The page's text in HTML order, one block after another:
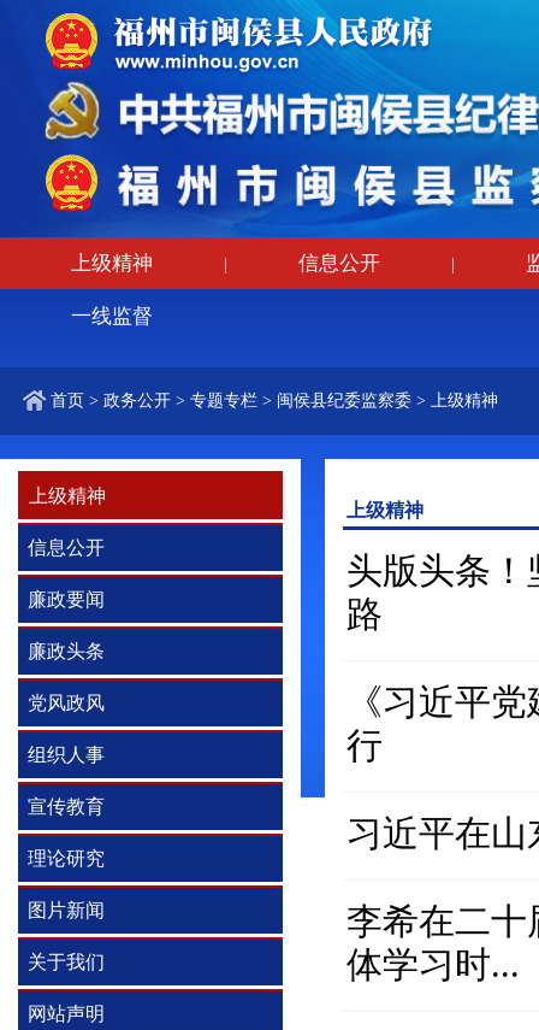
上级精神 | 信息公开 |
一线监督
首页 > 政务公开 > 专题专栏 > 闽侯县纪委监察委 > 上级精神
上级精神
信息公开
廉政要闻
廉政头条
党风政风
组织人事
宣传教育
理论研究
图片新闻
关于我们
网站声明
上级精神
头版头条
路
《习近平
行
习近平在
李希在二十
体学习时...